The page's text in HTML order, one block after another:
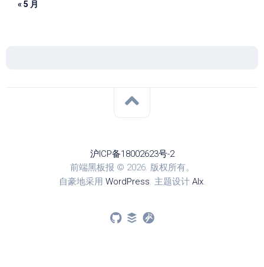
« 5 月
沪ICP备18002623号-2
前端黑板报 © 2026. 版权所有。
自豪地采用 WordPress. 主题设计 Alx.